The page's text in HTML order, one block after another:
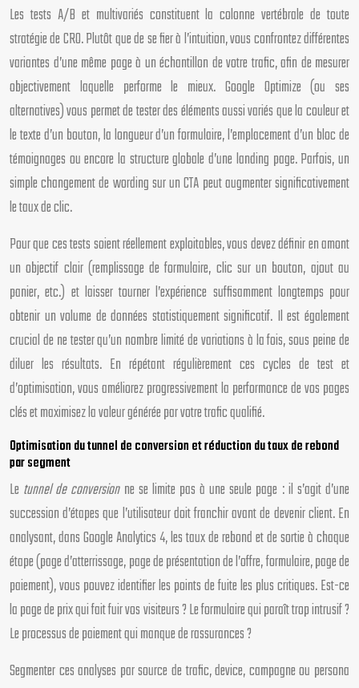
Les tests A/B et multivariés constituent la colonne vertébrale de toute
stratégie de CRO. Plutôt que de se fier à l’intuition, vous confrontez différentes
variantes d’une même page à un échantillon de votre trafic, afin de mesurer
objectivement laquelle performe le mieux. Google Optimize (ou ses
alternatives) vous permet de tester des éléments aussi variés que la couleur et
le texte d’un bouton, la longueur d’un formulaire, l’emplacement d’un bloc de
témoignages ou encore la structure globale d’une landing page. Parfois, un
simple changement de wording sur un CTA peut augmenter significativement
le taux de clic.
Pour que ces tests soient réellement exploitables, vous devez définir en amont
un objectif clair (remplissage de formulaire, clic sur un bouton, ajout au
panier, etc.) et laisser tourner l’expérience suffisamment longtemps pour
obtenir un volume de données statistiquement significatif. Il est également
crucial de ne tester qu’un nombre limité de variations à la fois, sous peine de
diluer les résultats. En répétant régulièrement ces cycles de test et
d’optimisation, vous améliorez progressivement la performance de vos pages
clés et maximisez la valeur générée par votre trafic qualifié.
Optimisation du tunnel de conversion et réduction du taux de rebond
par segment
Le tunnel de conversionne se limite pas à une seule page : il s’agit d’une
succession d’étapes que l’utilisateur doit franchir avant de devenir client. En
analysant, dans Google Analytics 4, les taux de rebond et de sortie à chaque
étape (page d’atterrissage, page de présentation de l’offre, formulaire, page de
paiement), vous pouvez identifier les points de fuite les plus critiques. Est-ce
la page de prix qui fait fuir vos visiteurs ? Le formulaire qui paraît trop intrusif ?
Le processus de paiement qui manque de rassurances ?
Segmenter ces analyses par source de trafic, device, campagne ou persona